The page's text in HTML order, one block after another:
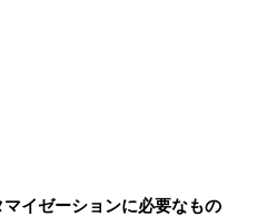
イゼーションに必要なもの